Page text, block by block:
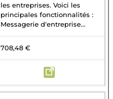
les entreprises. Voici les
principales fonctionnalités :
Messagerie d'entreprise...
708,48 €